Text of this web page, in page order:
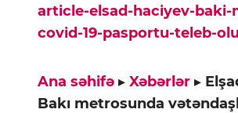
article-elsad-haciyev-
covid-19-pasportu-teleb-
Ana səhifə ▸ Xəbərlər ▸
Bakı metrosunda